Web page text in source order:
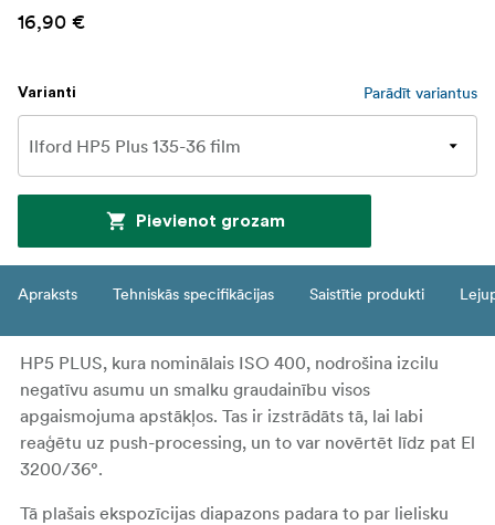
16,90 €
Varianti Parādīt variantus
Pievienot grozam
Apraksts Tehniskās specifikācijas Saistītie produkti
HP5 PLUS, kura nominālais ISO 400, nodrošina izcilu
negatīvu asumu un smalku graudainību visos
apgaismojuma apstākļos. Tas ir izstrādāts tā, lai labi
reaģētu uz push-processing, un to var novērtēt līdz pat El
3200/36°.
Tā plašais ekspozīcijas diapazons padara to par lielisku